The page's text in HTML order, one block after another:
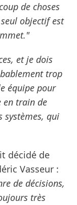
de choses
objectif est
et je dois
trop
équipe pour
en train de
systèmes, qui
décidé de
Vasseur :
de décisions,
très